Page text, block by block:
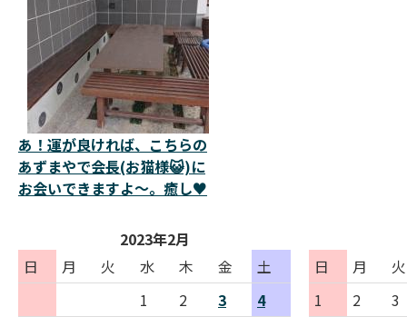
あ！運が良ければ、こちらの
あずまやで会長(お猫様😺)に
お会いできますよ～。癒し♥️
2023年2月
日
月 火 水 木 金
土
1
2 3 4
日 月
火
1
2 3